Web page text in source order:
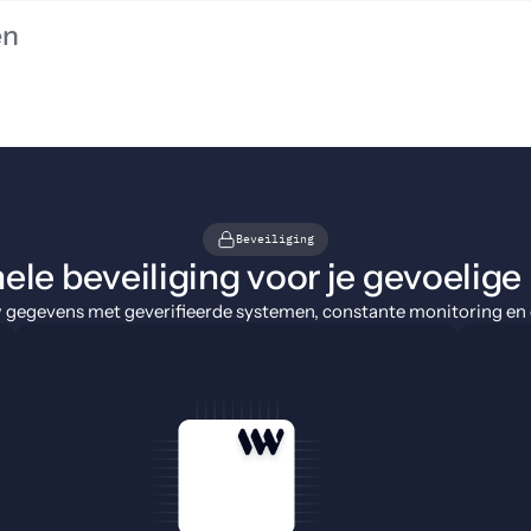
Beveiliging
beveiliging voor je
met geverifieerde systemen, constante monitoring